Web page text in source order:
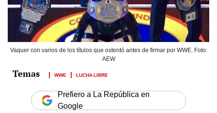
Vaquer con varios de los títulos que ostentó antes de firmar por WWE. Foto:
AEW
WWE LUCHA LIBRE
Prefiero a La República en
Google